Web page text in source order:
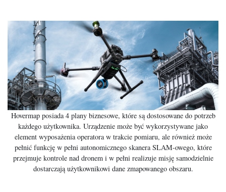
Hovermap posiada 4 plany biznesowe, które są dostosowane do potrzeb
każdego użytkownika. Urządzenie może być wykorzystywane jako
element wyposażenia operatora w trakcie pomiaru, ale również może
pełnić funkcję w pełni autonomicznego skanera SLAM-owego, które
przejmuje kontrole nad dronem i w pełni realizuje misję samodzielnie
dostarczają użytkownikowi dane zmapowanego obszaru.